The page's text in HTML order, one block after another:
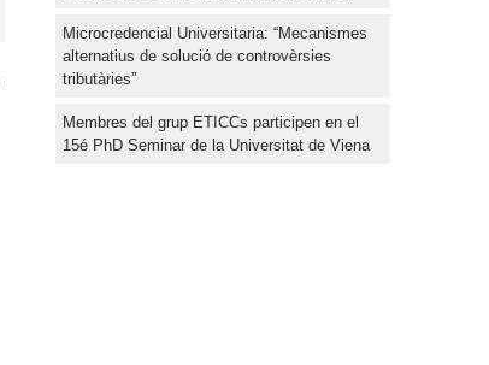
Microcredencial Universitaria: “Mecanismes
alternatius de solució de controvèrsies
tributàries”
Membres del grup ETICCs participen en el
15é PhD Seminar de la Universitat de Viena